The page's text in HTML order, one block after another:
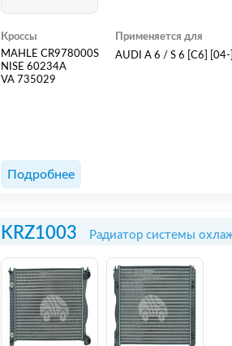
Кроссы
MAHLE CR978000S
NISE 60234A
VA 735029
Применяется для
AUDI A 6 / S 6 [C6] [04-
Подробнее
KRZ1003 Радиатор системы